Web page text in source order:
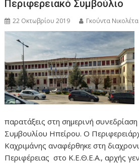
Περιφερειακό Συμβούλιο
22 Οκτωβρίου 2019 Γκούντα Νικολέτα
παρατάξεις στη σημερινή
Συμβουλίου Ηπείρου. Ο
Καχριμάνης αναφέρθηκε στη
Περιφέρειας στο Κ.Ε.Θ.Ε.Α., αρχής